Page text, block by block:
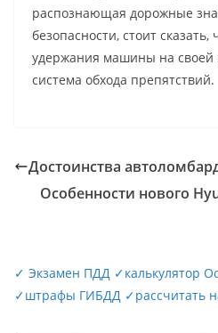
распознающая дорожные
безопасности, стоит
удержания машины на своей
система обхода препятствий.
Достоинства
Особенности нового
✓ Экзамен ПДД ✓калькулятор
✓штрафы ГИБДД ✓рассчитать